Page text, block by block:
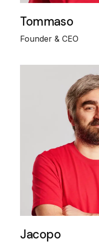
Tommaso
Founder & CEO
Jacopo